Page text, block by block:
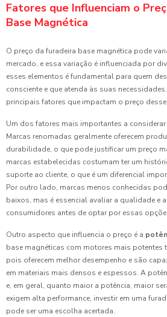
Fatores que Influenciam o
Base Magnética
O preço da furadeira base magnética pode
mercado, e essa variação é influenciada por
esses elementos é fundamental para quem
consciente e que atenda às suas
principais fatores que impactam o preço
Um dos fatores mais importantes a considerar
Marcas renomadas geralmente oferecem
durabilidade, o que pode justificar um preço
marcas estabelecidas costumam ter um
suporte ao cliente, o que é um diferencial
Por outro lado, marcas menos conhecidas
baixos, mas é essencial avaliar a qualidade e
consumidores antes de optar por essas
Outro aspecto que influencia o preço é a
base magnéticas com motores mais potentes
pois oferecem melhor desempenho e são
em materiais mais densos e espessos. A
e, em geral, quanto maior a potência, maior
exigem alta performance, investir em uma
pode ser uma escolha acertada.